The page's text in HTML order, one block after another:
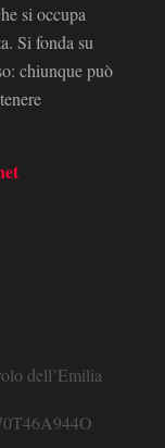
si occupa
Si fonda su
chiunque può
dell’Emilia